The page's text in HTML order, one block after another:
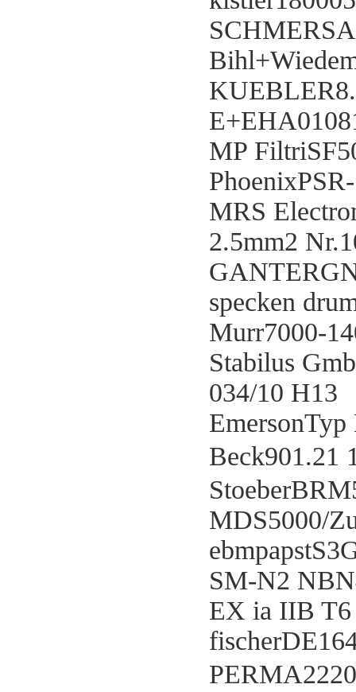
MP
MRS
2.5mm2
specken
Murr7000-
Stabilus
034/10 H13
Beck901.21
MDS5000/
SM-N2
EX ia IIB T6